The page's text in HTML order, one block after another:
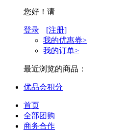
您好！请
登录
[注册]
我的优惠券>
我的订单>
最近浏览的商品：
优品会积分
首页
全部团购
商务合作